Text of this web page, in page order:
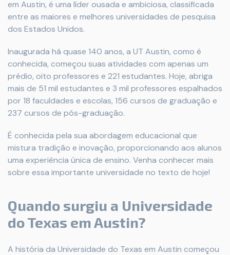
em Austin, é uma líder ousada e ambiciosa, classificada
entre as maiores e melhores universidades de pesquisa
dos Estados Unidos.
Inaugurada há quase 140 anos, a UT Austin, como é
conhecida, começou suas atividades com apenas um
prédio, oito professores e 221 estudantes. Hoje, abriga
mais de 51 mil estudantes e 3 mil professores espalhados
por 18 faculdades e escolas, 156 cursos de graduação e
237 cursos de pós-graduação.
É conhecida pela sua abordagem educacional que
mistura tradição e inovação, proporcionando aos alunos
uma experiência única de ensino. Venha conhecer mais
sobre essa importante universidade no texto de hoje!
Quando surgiu a Universidade
do Texas em Austin?
A história da Universidade do Texas em Austin começou